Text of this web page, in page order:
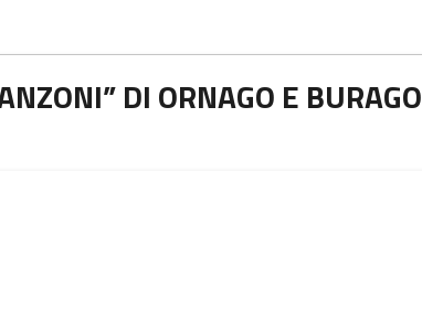
DI ORNAGO E BURAGO